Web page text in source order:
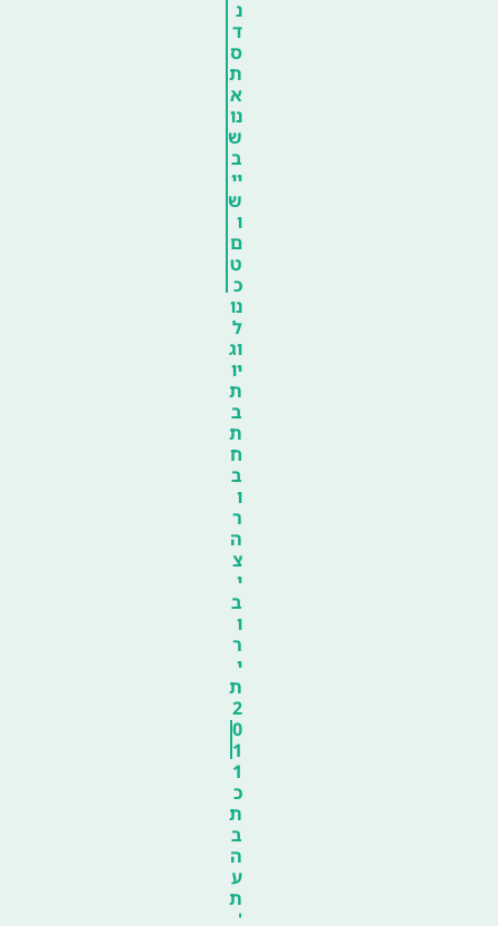
נ
ד
ס
ת
א
נו
ש
ב
יי
ש
ו
ם
ט
כ
נו
ל
וג
יו
ת
ב
ת
ח
ב
ו
ר
ה
צ
י
ב
ו
ר
י
ת
2
0
1
1
כ
ת
ב
ה
ע
ת
'